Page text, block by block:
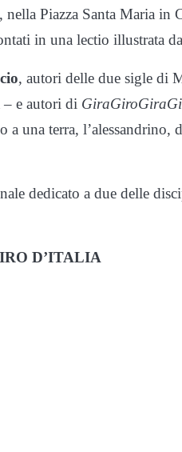
Piazza Santa Maria in
in una lectio illustrata
, autori delle due sigle di
– e autori di GiraGiroGiraGi
una terra,
dedicato a due delle
D’ITALIA